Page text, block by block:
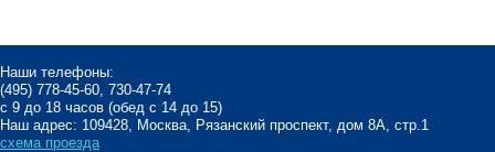
Наши телефоны:
(495) 778-45-60, 730-47-74
с 9 до 18 часов (обед с 14 до 15)
Наш адрес: 109428, Москва, Рязанский проспект, дом 8А, стр.1
схема проезда